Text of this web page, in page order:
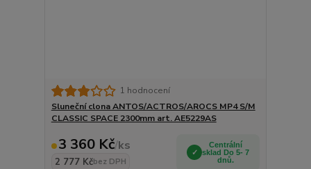
1 hodnocení
Sluneční clona ANTOS/ACTROS/AROCS MP4 S/M
CLASSIC SPACE 2300mm art. AE5229AS
3 360 Kč/ks
2 777 Kčbez DPH
Centrální
sklad Do 5- 7
dnů.